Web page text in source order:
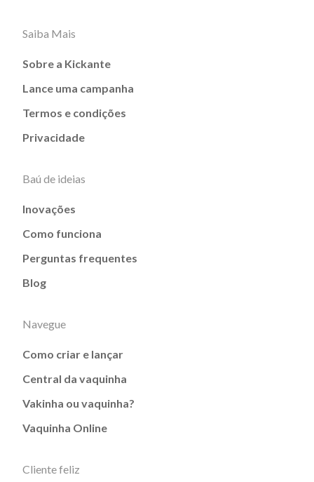
Saiba Mais
Sobre a Kickante
Lance uma campanha
Termos e condições
Privacidade
Baú de ideias
Inovações
Como funciona
Perguntas frequentes
Blog
Navegue
Como criar e lançar
Central da vaquinha
Vakinha ou vaquinha?
Vaquinha Online
Cliente feliz